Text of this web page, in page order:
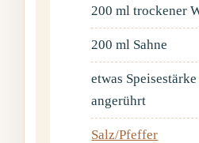
200 ml trockener
200 ml Sahne
etwas
angerührt
Salz/Pfeffer